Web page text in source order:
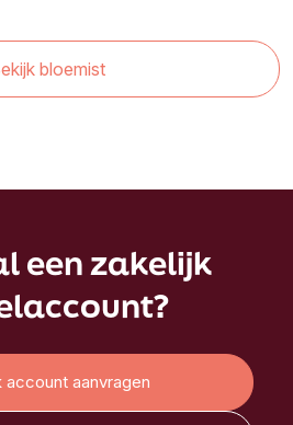
bloemist
een zakelijk
account aanvragen